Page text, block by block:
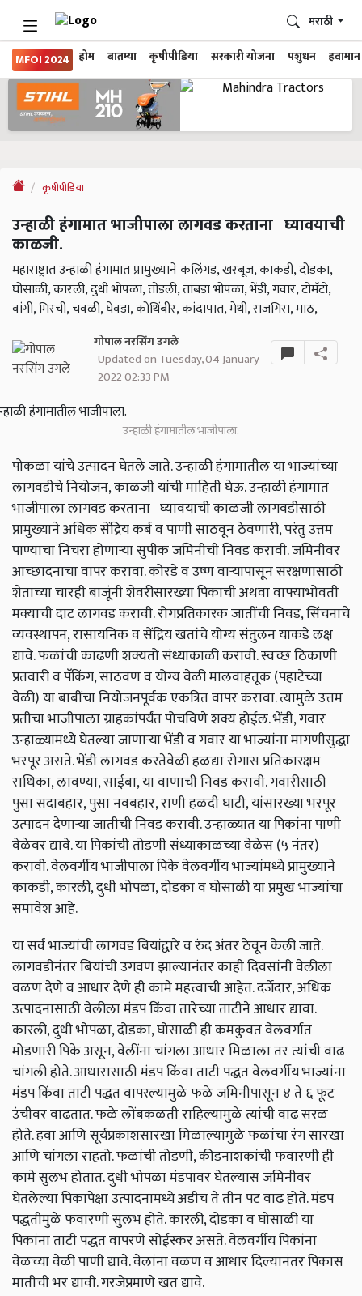
MFOI 2024 होम बातम्या कृषीपीडिया सरकारी योजना पशुधन हवामान
मराठी
कृषीपीडिया
उन्हाळी हंगामात भाजीपाला लागवड करताना घ्यावयाची
काळजी.
महाराष्ट्रात उन्हाळी हंगामात प्रामुख्याने कलिंगड, खरबूज, काकडी, दोडका,
घोसाळी, कारली, दुधी भोपळा, तोंडली, तांबडा भोपळा, भेंडी, गवार, टोमॅटो,
वांगी, मिरची, चवळी, घेवडा, कोथिंबीर, कांदापात, मेथी, राजगिरा, माठ,
गोपाल नरसिंग उगले
Updated on Tuesday, 04 January
2022 02:33 PM
उन्हाळी हंगामातील भाजीपाला.
पोकळा यांचे उत्पादन घेतले जाते. उन्हाळी हंगामातील या भाज्यांच्या
लागवडीचे नियोजन, काळजी यांची माहिती घेऊ. उन्हाळी हंगामात
भाजीपाला लागवड करताना घ्यावयाची काळजी लागवडीसाठी
प्रामुख्याने अधिक सेंद्रिय कर्ब व पाणी साठवून ठेवणारी, परंतु उत्तम
पाण्याचा निचरा होणाऱ्या सुपीक जमिनीची निवड करावी. जमिनीवर
आच्छादनाचा वापर करावा. कोरडे व उष्ण वाऱ्यापासून संरक्षणासाठी
शेताच्या चारही बाजूंनी शेवरीसारख्या पिकाची अथवा वाफ्याभोवती
मक्याची दाट लागवड करावी. रोगप्रतिकारक जातींची निवड, सिंचनाचे
व्यवस्थापन, रासायनिक व सेंद्रिय खतांचे योग्य संतुलन याकडे लक्ष
द्यावे. फळांची काढणी शक्यतो संध्याकाळी करावी. स्वच्छ ठिकाणी
प्रतवारी व पॅकिंग, साठवण व योग्य वेळी मालवाहतूक (पहाटेच्या
वेळी) या बाबींचा नियोजनपूर्वक एकत्रित वापर करावा. त्यामुळे उत्तम
प्रतीचा भाजीपाला ग्राहकांपर्यंत पोचविणे शक्य होईल. भेंडी, गवार
उन्हाळ्यामध्ये घेतल्या जाणाऱ्या भेंडी व गवार या भाज्यांना मागणीसुद्धा
भरपूर असते. भेंडी लागवड करतेवेळी हळद्या रोगास प्रतिकारक्षम
राधिका, लावण्या, साईबा, या वाणाची निवड करावी. गवारीसाठी
पुसा सदाबहार, पुसा नवबहार, राणी हळदी घाटी, यांसारख्या भरपूर
उत्पादन देणाऱ्या जातीची निवड करावी. उन्हाळ्यात या पिकांना पाणी
वेळेवर द्यावे. या पिकांची तोडणी संध्याकाळच्या वेळेस (५ नंतर)
करावी. वेलवर्गीय भाजीपाला पिके वेलवर्गीय भाज्यांमध्ये प्रामुख्याने
काकडी, कारली, दुधी भोपळा, दोडका व घोसाळी या प्रमुख भाज्यांचा
समावेश आहे.
या सर्व भाज्यांची लागवड बियांद्वारे व रुंद अंतर ठेवून केली जाते.
लागवडीनंतर बियांची उगवण झाल्यानंतर काही दिवसांनी वेलीला
वळण देणे व आधार देणे ही कामे महत्त्वाची आहेत. दर्जेदार, अधिक
उत्पादनासाठी वेलीला मंडप किंवा तारेच्या ताटीने आधार द्यावा.
कारली, दुधी भोपळा, दोडका, घोसाळी ही कमकुवत वेलवर्गात
मोडणारी पिके असून, वेलींना चांगला आधार मिळाला तर त्यांची वाढ
चांगली होते. आधारासाठी मंडप किंवा ताटी पद्धत वेलवर्गीय भाज्यांना
मंडप किंवा ताटी पद्धत वापरल्यामुळे फळे जमिनीपासून ४ ते ६ फूट
उंचीवर वाढतात. फळे लोंबकळती राहिल्यामुळे त्यांची वाढ सरळ
होते. हवा आणि सूर्यप्रकाशसारखा मिळाल्यामुळे फळांचा रंग सारखा
आणि चांगला राहतो. फळांची तोडणी, कीडनाशकांची फवारणी ही
कामे सुलभ होतात. दुधी भोपळा मंडपावर घेतल्यास जमिनीवर
घेतलेल्या पिकापेक्षा उत्पादनामध्ये अडीच ते तीन पट वाढ होते. मंडप
पद्धतीमुळे फवारणी सुलभ होते. कारली, दोडका व घोसाळी या
पिकांना ताटी पद्धत वापरणे सोईस्कर असते. वेलवर्गीय पिकांना
वेळच्या वेळी पाणी द्यावे. वेलांना वळण व आधार दिल्यानंतर पिकास
मातीची भर द्यावी. गरजेप्रमाणे खत द्यावे.